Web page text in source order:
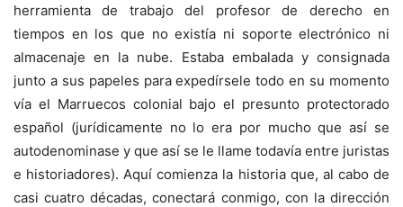
herramienta de trabajo del profesor de derecho en
tiempos en los que no existía ni soporte electrónico ni
almacenaje en la nube. Estaba embalada y consignada
junto a sus papeles para expedírsele todo en su momento
vía el Marruecos colonial bajo el presunto protectorado
español (jurídicamente no lo era por mucho que así se
autodenominase y que así se le llame todavía entre juristas
e historiadores). Aquí comienza la historia que, al cabo de
casi cuatro décadas, conectará conmigo, con la dirección